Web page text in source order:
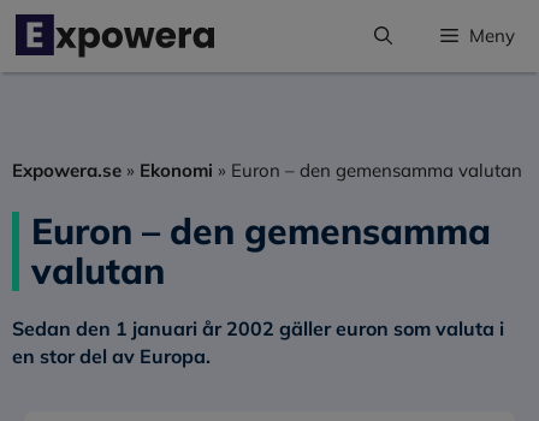
Hoppa
innehåll
Meny
Expowera.se » Ekonomi » Euron – den gemensamma valutan
Euron – den gemensamma
valutan
Sedan den 1 januari år 2002 gäller euron som valuta i
en stor del av Europa.